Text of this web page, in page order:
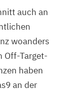
auch an
woanders
Off-Target-
haben
9 an der